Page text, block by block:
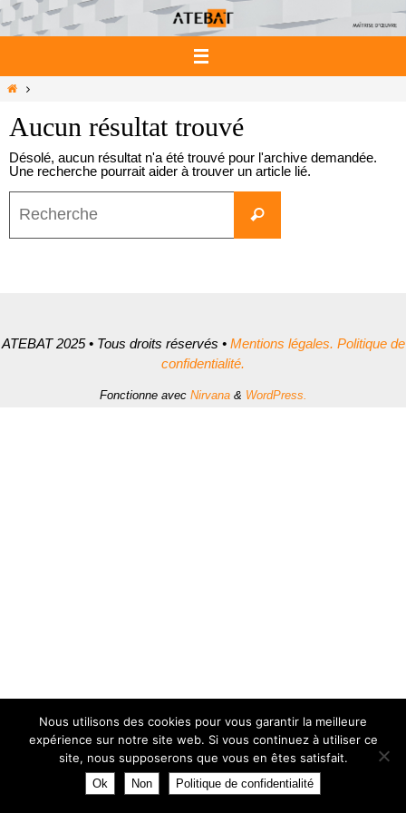
Passer
vers
le
Home
Aucun résultat trouvé
Désolé, aucun résultat n'a été trouvé pour l'archive demandée.
Une recherche pourrait aider à trouver un article lié.
Recherche
ATEBAT 2025 • Tous droits réservés • Mentions légales. Politique de
confidentialité.
Fonctionne avec Nirvana& WordPress.
Nous utilisons des cookies pour vous garantir la meilleure
expérience sur notre site web. Si vous continuez à utiliser ce
site, nous supposerons que vous en êtes satisfait.
Ok Non Politique de confidentialité